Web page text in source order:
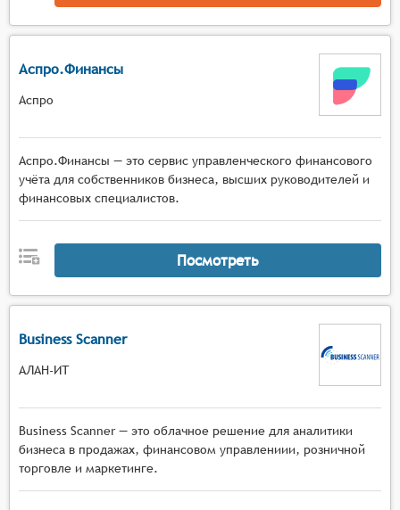
Аспро.Финансы
Аспро
Аспро.Финансы — это сервис управленческого финансового
учёта для собственников бизнеса, высших руководителей и
финансовых специалистов.
Посмотреть
Business Scanner
АЛАН-ИТ
Business Scanner — это облачное решение для аналитики
бизнеса в продажах, финансовом управлениии, розничной
торговле и маркетинге.